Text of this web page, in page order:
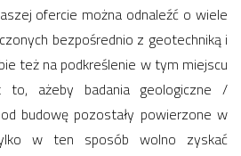
ofercie można odnaleźć o wiele
bezpośrednio z geotechniką i
też na podkreślenie w tym miejscu
ażeby badania geologiczne /
budowę pozostały powierzone w
w ten sposób wolno zyskać